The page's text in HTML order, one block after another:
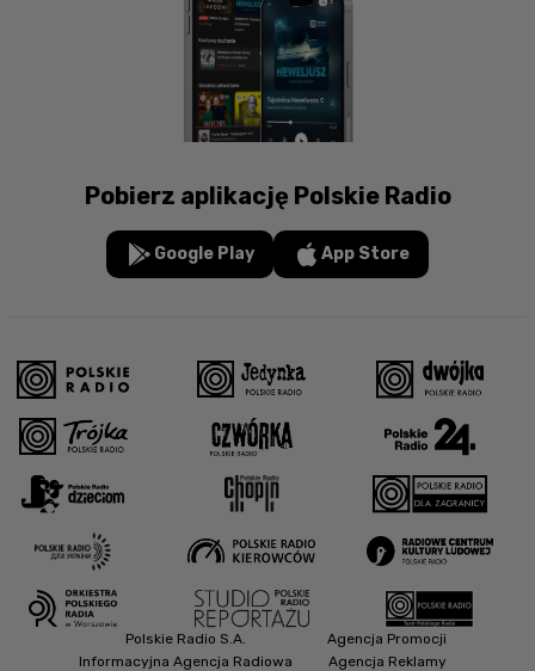
Pobierz aplikację Polskie Radio
Google Play App Store
Polskie Radio S.A.
Informacyjna Agencja Radiowa
Agencja Promocji
Agencja Reklamy